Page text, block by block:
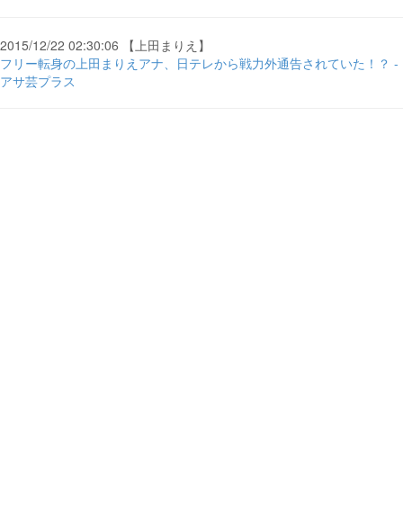
2015/12/22 02:30:06 【上田まりえ】
フリー転身の上田まりえアナ、日テレから戦力外通告されていた！？ -
アサ芸プラス